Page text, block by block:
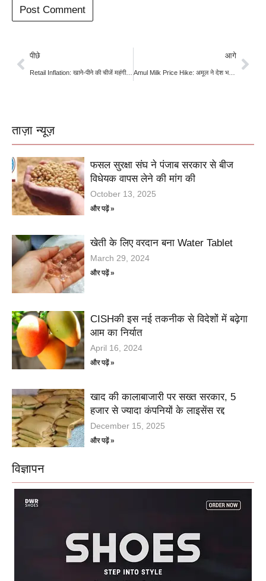
पीछे
Retail Inflation: खाने-पीने की चीजें महंगी होने से अप्रैल में खुदरा महंगाई 13 महीने के उच्च स्तर पर
आगे
Amul Milk Price Hike: अमूल ने देश भर में दूध के दाम 2 रुपये प्रति लीटर बढ़ाए, बढ़ती लागत को बताया वजह
ताज़ा न्यूज़
फसल सुरक्षा संघ ने पंजाब सरकार से बीज
विधेयक वापस लेने की मांग की
October 13, 2025
और पढ़ें »
खेती के लिए वरदान बना Water Tablet
March 29, 2024
और पढ़ें »
CISHकी इस नई तकनीक से विदेशों में बढ़ेगा
आम का निर्यात
April 16, 2024
और पढ़ें »
खाद की कालाबाजारी पर सख्त सरकार, 5
हजार से ज्यादा कंपनियों के लाइसेंस रद्द
December 15, 2025
और पढ़ें »
विज्ञापन